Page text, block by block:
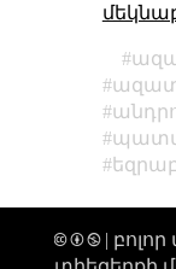
🅭 🅯 🄏 |